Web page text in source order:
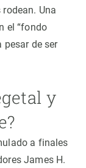
Una
el “fondo
pesar de ser
y
a finales
James H.